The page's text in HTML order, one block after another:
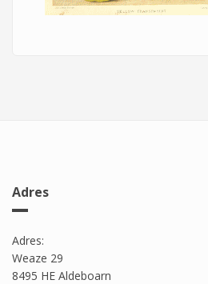
Adres
Adres:
Weaze 29
8495 HE Aldeboarn